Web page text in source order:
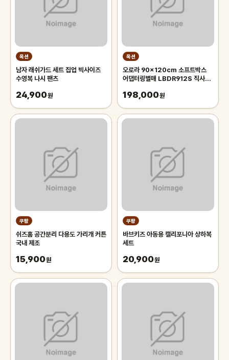
옥션
남자 래쉬가드 세트 집업 빅사이즈
수영복 나시 팬츠
24,900원
옥션
오로라 90x120cm 소프트박스
어댑터링별매 LBDR912S 직사각
오로라 90x120
198,000원
쿠팡
쉬즈홈 공간분리 다용도 가리개 커튼
국내 제조
15,900원
쿠팡
바브키즈 아동용 캘리포니아 상하복
세트
20,900원